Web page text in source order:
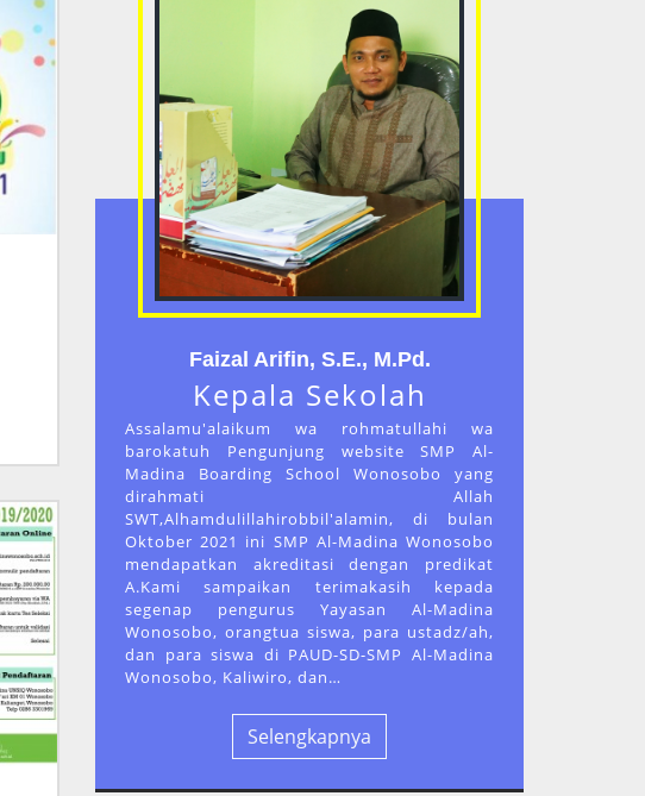
Faizal Arifin, S.E., M.Pd.
Kepala Sekolah
Assalamu'alaikum wa rohmatullahi wa
barokatuh Pengunjung website SMP Al-
Madina Boarding School Wonosobo yang
dirahmati Allah
SWT,Alhamdulillahirobbil'alamin, di bulan
Oktober 2021 ini SMP Al-Madina Wonosobo
mendapatkan akreditasi dengan predikat
A.Kami sampaikan terimakasih kepada
segenap pengurus Yayasan Al-Madina
Wonosobo, orangtua siswa, para ustadz/ah,
dan para siswa di PAUD-SD-SMP Al-Madina
Wonosobo, Kaliwiro, dan…
Selengkapnya